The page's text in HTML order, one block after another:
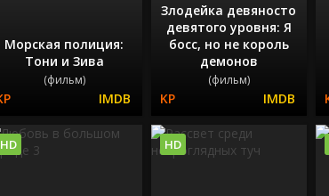
Морская полиция:
Тони и Зива
(фильм)
Злодейка девяносто
девятого уровня: Я
босс, но не король
демонов
(фильм)
HD HD